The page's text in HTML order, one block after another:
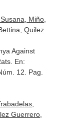
Miño,
Quilez
Against
En:
12. Pag.
Guerrero,